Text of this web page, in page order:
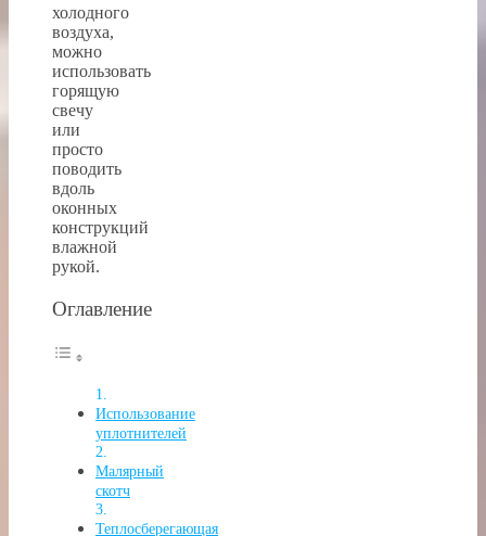
холодного
воздуха,
можно
использовать
горящую
свечу
или
просто
поводить
вдоль
оконных
конструкций
влажной
рукой.
Оглавление
Использование
уплотнителей
Малярный
скотч
Теплосберегающая